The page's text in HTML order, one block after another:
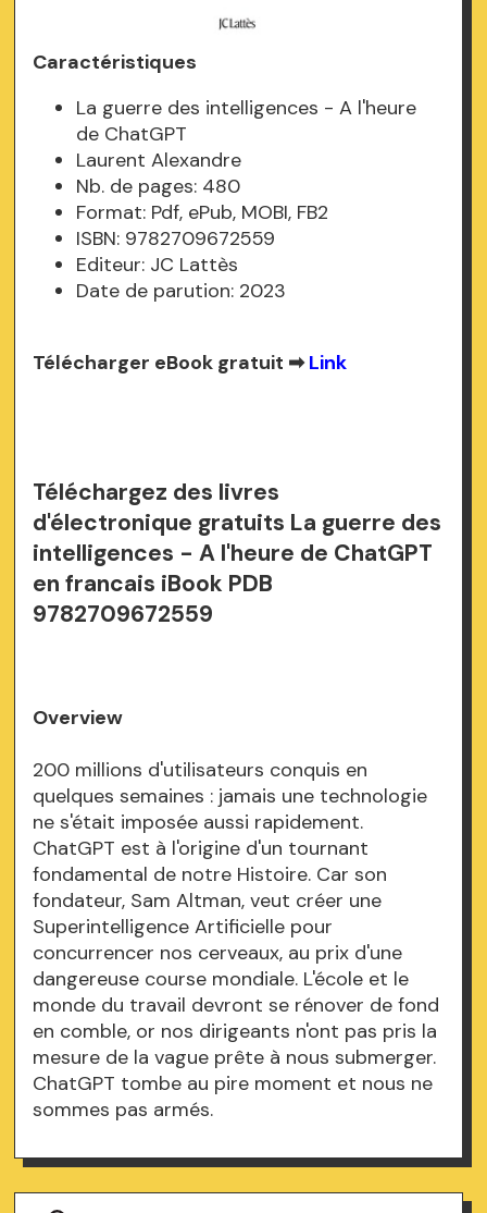
Caractéristiques
La guerre des intelligences - A l'heure
de ChatGPT
Laurent Alexandre
Nb. de pages: 480
Format: Pdf, ePub, MOBI, FB2
ISBN: 9782709672559
Editeur: JC Lattès
Date de parution: 2023
Télécharger eBook gratuit ➡Link
Téléchargez des livres
d'électronique gratuits La guerre des
intelligences - A l'heure de ChatGPT
en francais iBook PDB
9782709672559
Overview
200 millions d'utilisateurs conquis en
quelques semaines : jamais une technologie
ne s'était imposée aussi rapidement.
ChatGPT est à l'origine d'un tournant
fondamental de notre Histoire. Car son
fondateur, Sam Altman, veut créer une
Superintelligence Artificielle pour
concurrencer nos cerveaux, au prix d'une
dangereuse course mondiale. L'école et le
monde du travail devront se rénover de fond
en comble, or nos dirigeants n'ont pas pris la
mesure de la vague prête à nous submerger.
ChatGPT tombe au pire moment et nous ne
sommes pas armés.